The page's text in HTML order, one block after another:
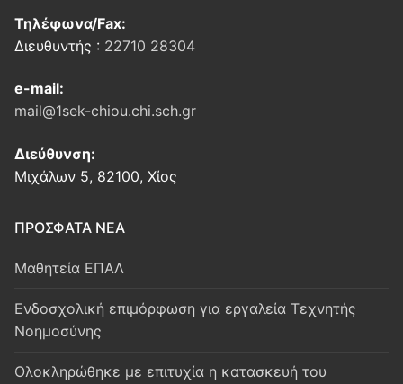
Τηλέφωνα/Fax:
Διευθυντής : 22710 28304
e-mail:
mail@1sek-chiou.chi.sch.gr
Διεύθυνση:
Μιχάλων 5, 82100, Χίος
ΠΡΟΣΦΑΤΑ ΝΕΑ
Μαθητεία ΕΠΑΛ
Ενδοσχολική επιμόρφωση για εργαλεία Τεχνητής
Νοημοσύνης
Oλοκληρώθηκε με επιτυχία η κατασκευή του